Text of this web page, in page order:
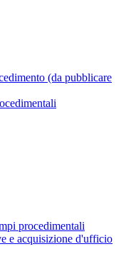
(da pubblicare
procedimentali
e acquisizione d'ufficio